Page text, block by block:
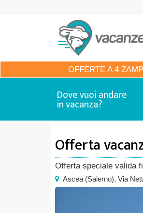
OFFERTEA 4
Dove vuoi andare
in vacanza?
Offerta
Offerta speciale valida
Ascea (Salerno), Via